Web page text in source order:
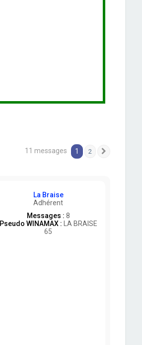
11 messages 1 2
La Braise
Adhérent
Messages : 8
Pseudo WINAMAX : LA BRAISE
65